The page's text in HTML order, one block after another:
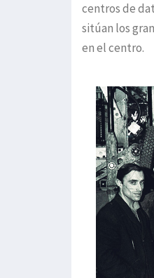
centros de
sitúan los
en el centro.